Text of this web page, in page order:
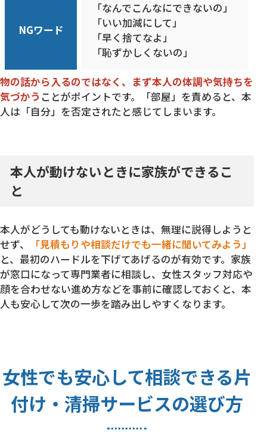
NGワード
「なんでこんなにできないの」
「いい加減にして」
「早く捨てなよ」
「恥ずかしくないの」
物の話から入るのではなく、まず本人の体調や気持ちを
気づかう ことがポイントです。「部屋」を責めると、本
人は「自分」を否定されたと感じてしまいます。
本人が動けないときに家族ができるこ
と
本人がどうしても動けないときは、無理に説得しようと
せず、
「見積もりや相談だけでも一緒に聞いてみよう」
と、最初のハードルを下げてあげるのが有効です。家族
が窓口になって専門業者に相談し、女性スタッフ対応や
顔を合わせない進め方などを事前に確認しておくと、本
人も安心して次の一歩を踏み出しやすくなります。
女性でも安心して相談できる片
付け・清掃サービスの選び方